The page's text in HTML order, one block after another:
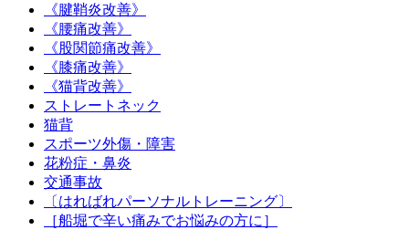
《腱鞘炎改善》
《腰痛改善》
《股関節痛改善》
《膝痛改善》
《猫背改善》
ストレートネック
猫背
スポーツ外傷・障害
花粉症・鼻炎
交通事故
〔はればれパーソナルトレーニング〕
［船堀で辛い痛みでお悩みの方に］